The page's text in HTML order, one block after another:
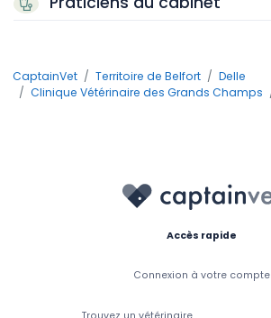
CaptainVet Territoire de Belfort
Delle
Clinique Vétérinaire des Grands Champs
Accès rapide
Connexion à votre compte